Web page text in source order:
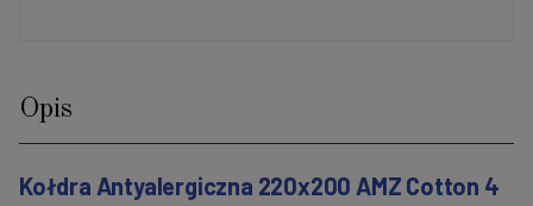
Opis
Kołdra Antyalergiczna 220x200 AMZ Cotton 4